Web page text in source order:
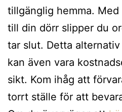
tillgänglig hemma.
till din dörr slipper du
tar slut. Detta
kan även vara
sikt. Kom ihåg att
torrt ställe för att